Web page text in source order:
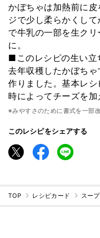
かぼちゃは加熱前に
ジで少し柔らかくし
で牛乳の一部を生ク
に。
■このレシピの生い立
去年収穫したかぼち
作りました。基本レ
時によってチーズを加
※みやすさのために書式を一部
このレシピをシェアする
TOP レシピカード スー